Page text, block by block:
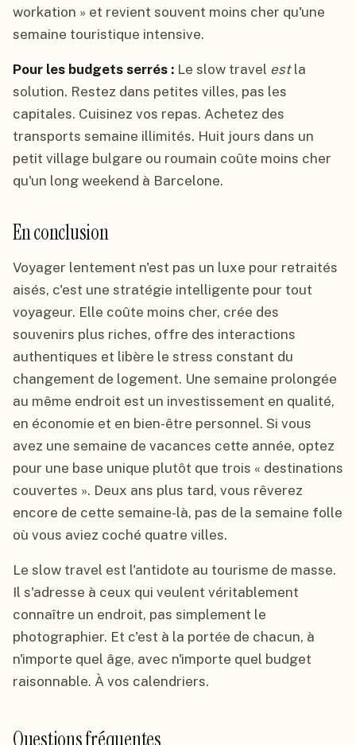
workation » et revient souvent moins cher qu'une
semaine touristique intensive.
Pour les budgets serrés : Le slow travel estla
solution. Restez dans petites villes, pas les
capitales. Cuisinez vos repas. Achetez des
transports semaine illimités. Huit jours dans un
petit village bulgare ou roumain coûte moins cher
qu'un long weekend à Barcelone.
En conclusion
Voyager lentement n'est pas un luxe pour retraités
aisés, c'est une stratégie intelligente pour tout
voyageur. Elle coûte moins cher, crée des
souvenirs plus riches, offre des interactions
authentiques et libère le stress constant du
changement de logement. Une semaine prolongée
au même endroit est un investissement en qualité,
en économie et en bien-être personnel. Si vous
avez une semaine de vacances cette année, optez
pour une base unique plutôt que trois « destinations
couvertes ». Deux ans plus tard, vous rêverez
encore de cette semaine-là, pas de la semaine folle
où vous aviez coché quatre villes.
Le slow travel est l'antidote au tourisme de masse.
Il s'adresse à ceux qui veulent véritablement
connaître un endroit, pas simplement le
photographier. Et c'est à la portée de chacun, à
n'importe quel âge, avec n'importe quel budget
raisonnable. À vos calendriers.
Questions fréquentes